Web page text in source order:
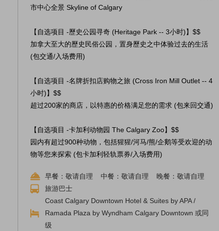
市中心全景 Skyline of Calgary
【自选项目 -歷史公园寻奇 (Heritage Park -- 3小时)】$$
加拿大至大的歷史民俗公园，置身歷史之中体验过去的生活
(包交通/入场费用)
【自选项目 -名牌折扣店购物之旅 (Cross Iron Mill Outlet -- 4
小时)】$$
超过200家的商店，以特惠的价格满足您的需求 (包来回交通)
【自选项目 -卡加利动物园 The Calgary Zoo】$$
园内有超过900种动物，包括猩猩/河马/熊/企鹅等受欢迎的动
物等您来探索 (包卡加利轻轨票券/入场费用)
早餐：敬请自理 中餐：敬请自理 晚餐：敬请自理
旅游巴士
Coast Calgary Downtown Hotel & Suites by APA /
Ramada Plaza by Wyndham Calgary Downtown 或同
级